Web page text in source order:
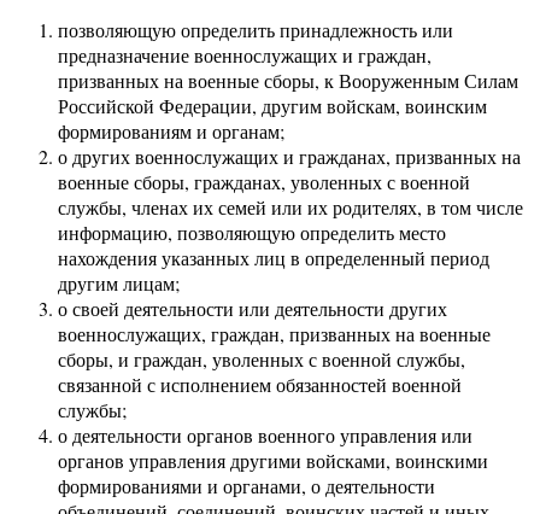
позволяющую определить принадлежность или
предназначение военнослужащих и граждан,
призванных на военные сборы, к Вооруженным Силам
Российской Федерации, другим войскам, воинским
формированиям и органам;
о других военнослужащих и гражданах, призванных на
военные сборы, гражданах, уволенных с военной
службы, членах их семей или их родителях, в том числе
информацию, позволяющую определить место
нахождения указанных лиц в определенный период
другим лицам;
о своей деятельности или деятельности других
военнослужащих, граждан, призванных на военные
сборы, и граждан, уволенных с военной службы,
связанной с исполнением обязанностей военной
службы;
о деятельности органов военного управления или
органов управления другими войсками, воинскими
формированиями и органами, о деятельности